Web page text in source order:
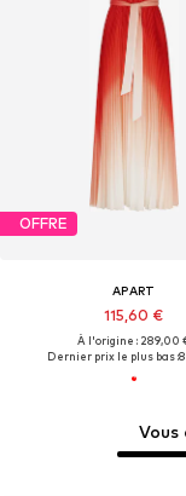
Vous
OFFRE
APART
115,60 €
À l'origine : 289,00
Dernier prix le plus bas :